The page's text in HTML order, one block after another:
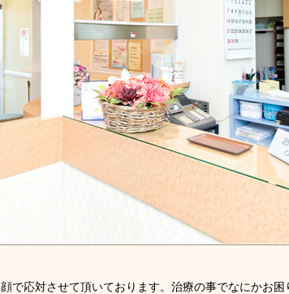
で応対させて頂いております。治療の事でなにかお